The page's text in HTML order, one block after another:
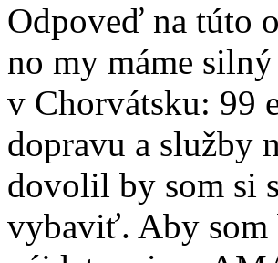
Odpoveď na túto
no my máme
v Chorvátsku: 99
dopravu a služby
dovolil by som si
vybaviť. Aby som